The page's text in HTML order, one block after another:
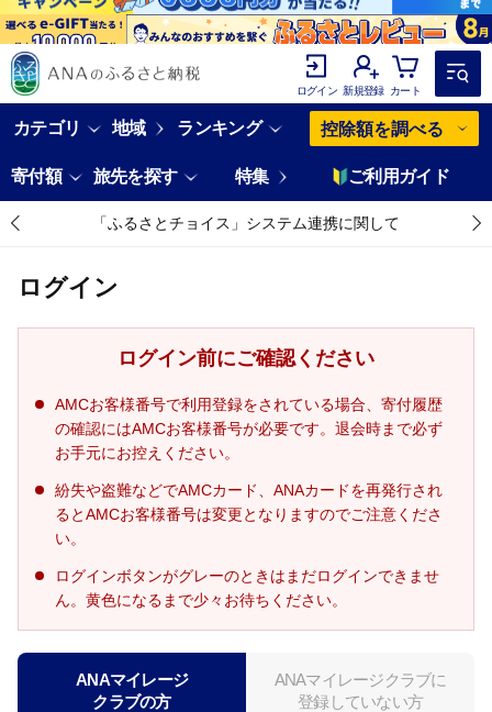
ログイン 新規登録 カート
カテゴリ 地域 ランキング 控除額を調べる
寄付額 旅先を探す 特集 ご利用ガイド
「ふるさとチョイス」システム連携に関して
ログイン
ログイン前にご確認ください
AMCお客様番号で利用登録をされている場合、寄付履歴
の確認にはAMCお客様番号が必要です。退会時まで必ず
お手元にお控えください。
紛失や盗難などでAMCカード、ANAカードを再発行され
るとAMCお客様番号は変更となりますのでご注意くださ
い。
ログインボタンがグレーのときはまだログインできませ
ん。黄色になるまで少々お待ちください。
ANAマイレージ
クラブの方
ANAマイレージクラブに
登録していない方